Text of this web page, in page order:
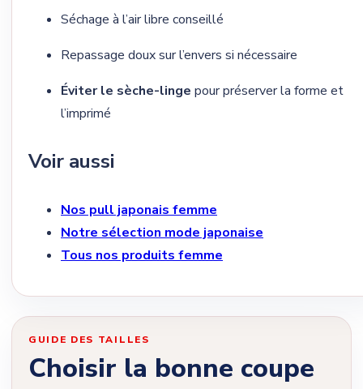
Séchage à l’air libre conseillé
Repassage doux sur l’envers si nécessaire
Éviter le sèche-linge pour préserver la forme et
l’imprimé
Voir aussi
Nos pull japonais femme
Notre sélection mode japonaise
Tous nos produits femme
GUIDE DES TAILLES
Choisir la bonne coupe